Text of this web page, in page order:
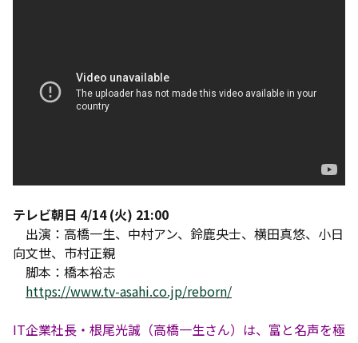
テレビ朝日 4/14 (火) 21:00
出演：高橋一生、中村アン、鈴鹿央士、横田真悠、小日
向文世、市村正親
脚本：橋本裕志
https://www.tv-asahi.co.jp/reborn/
IT企業社長・根尾光誠（高橋一生さん）は、富と名声を極